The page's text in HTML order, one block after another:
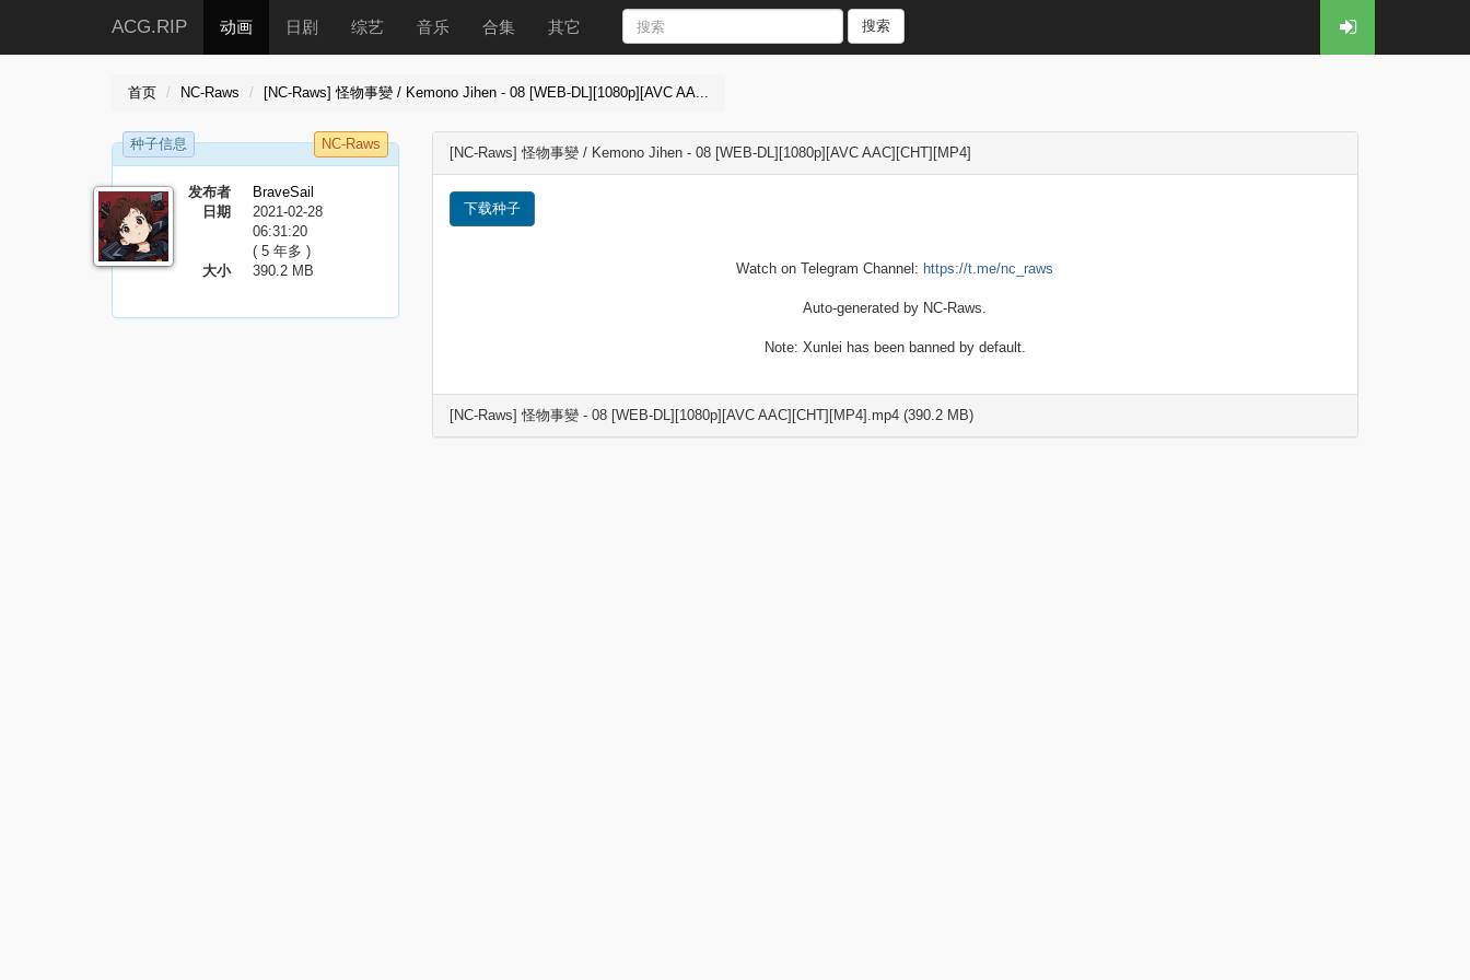
ACG.RIP 动画 日剧 综艺 音乐 合集 其它 搜索
首页 NC-Raws [NC-Raws] 怪物事變 / Kemono Jihen - 08 [WEB-DL][1080p][AVC AA...
种子信息 NC-Raws
发布者
BraveSail
日期
2021-02-28
06:31:20
( 5 年多 )
大小
390.2 MB
[NC-Raws] 怪物事變 / Kemono Jihen - 08 [WEB-DL][1080p][AVC AAC][CHT][MP4]
下载种子
Watch on Telegram Channel: https://t.me/nc_raws
Auto-generated by NC-Raws.
Note: Xunlei has been banned by default.
[NC-Raws] 怪物事變 - 08 [WEB-DL][1080p][AVC AAC][CHT][MP4].mp4 (390.2 MB)